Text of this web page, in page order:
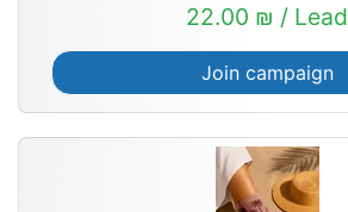
22.00 ₪ / Lead
Join campaign